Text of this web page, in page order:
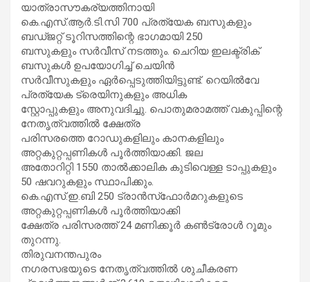
യാത്രാസൗകര്യത്തിനായി
കെ.എസ്.ആർ.ടി.സി 700 പ്രത്യേക ബസുകളും
ബഡ്ജറ്റ് ടൂറിസത്തിന്റെ ഭാഗമായി 250
ബസുകളും സർവീസ് നടത്തും. ചെറിയ ഇലക്ട്രിക്
ബസുകൾ ഉപയോഗിച്ച് ചെയിൻ
സർവീസുകളും ഏർപ്പെടുത്തിയിട്ടുണ്ട്. റെയിൽവേ
പ്രത്യേക ട്രെയിനുകളും അധിക
സ്റ്റോപ്പുകളും അനുവദിച്ചു. പൊതുമരാമത്ത് വകുപ്പിന്റെ
നേതൃത്വത്തിൽ ക്ഷേത്ര
പരിസരത്തെ റോഡുകളിലും കാനകളിലും
അറ്റകുറ്റപ്പണികൾ പൂർത്തിയാക്കി. ജല
അതോറിറ്റി 1550 താൽക്കാലിക കുടിവെള്ള ടാപ്പുകളും
50 ഷവറുകളും സ്ഥാപിക്കും.
കെ.എസ്.ഇ.ബി 250 ട്രാൻസ്‌ഫോർമറുകളുടെ
അറ്റകുറ്റപ്പണികൾ പൂർത്തിയാക്കി
ക്ഷേത്ര പരിസരത്ത് 24 മണിക്കൂർ കൺട്രോൾ റൂമും
തുറന്നു.
തിരുവനന്തപുരം
നഗരസഭയുടെ നേതൃത്വത്തിൽ ശുചീകരണ